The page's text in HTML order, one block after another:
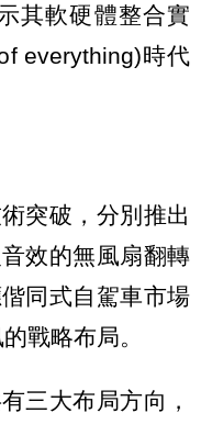
其軟硬體整合實
everything)時代
突破，分別推出
效的無風扇翻轉
同式自駕車市場
戰略布局。
三大布局方向，